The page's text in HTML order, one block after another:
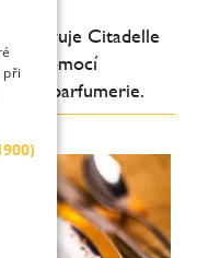
Citadelle
pomocí
parfumerie.
při